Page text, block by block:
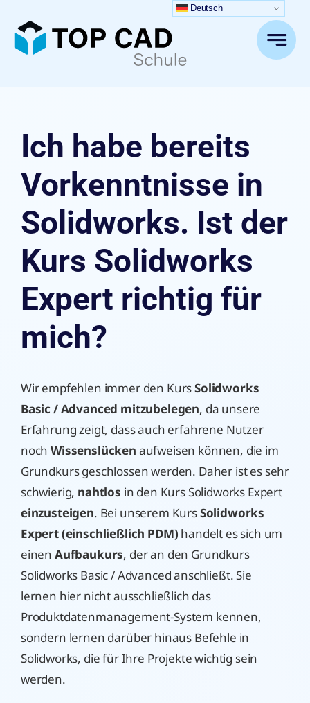
Inhalt
springen
Ich habe bereits
Vorkenntnisse in
Solidworks. Ist der
Kurs Solidworks
Expert richtig für
mich?
Wir empfehlen immer den KursSolidworks
Basic / Advanced mitzubelegen, da unsere
Erfahrung zeigt, dass auch erfahrene Nutzer
nochWissenslücken aufweisen können, die im
Grundkurs geschlossen werden. Daher ist es sehr
schwierig, nahtlos in den Kurs Solidworks Expert
einzusteigen. Bei unserem KursSolidworks
Expert (einschließlich PDM) handelt es sich um
einen Aufbaukurs, der an den Grundkurs
Solidworks Basic / Advanced anschließt. Sie
lernen hier nicht ausschließlich das
Produktdatenmanagement-System kennen,
sondern lernen darüber hinaus Befehle in
Solidworks, die für Ihre Projekte wichtig sein
werden.
Deutsch